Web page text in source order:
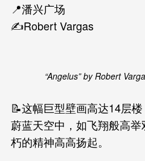
📍潘兴广场
✍️Robert Vargas
“Angelus” by Robert
📝这幅巨型壁画高达14层
蔚蓝天空中，如飞翔般高
朽的精神高高扬起。